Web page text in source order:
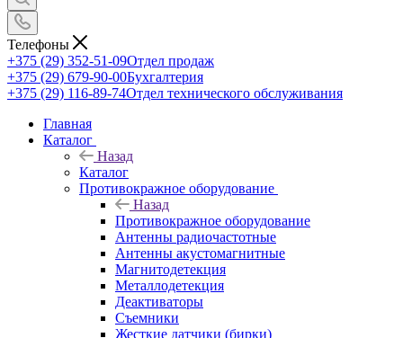
Телефоны
+375 (29) 352-51-09Отдел продаж
+375 (29) 679-90-00Бухгалтерия
+375 (29) 116-89-74Отдел технического обслуживания
Главная
Каталог
Назад
Каталог
Противокражное оборудование
Назад
Противокражное оборудование
Антенны радиочастотные
Антенны акустомагнитные
Магнитодетекция
Металлодетекция
Деактиваторы
Съемники
Жесткие датчики (бирки)